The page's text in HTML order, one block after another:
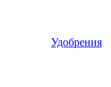
Удобрения